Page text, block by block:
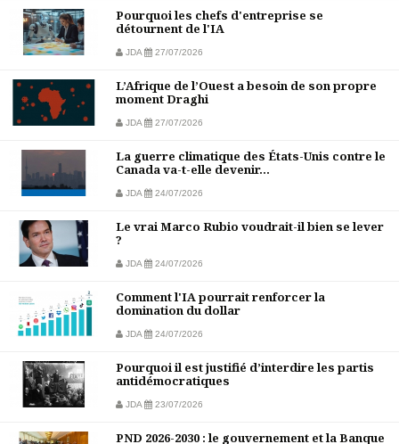
Pourquoi les chefs d'entreprise se
détournent de l'IA
JDA 27/07/2026
L’Afrique de l’Ouest a besoin de son propre
moment Draghi
JDA 27/07/2026
La guerre climatique des États-Unis contre le
Canada va-t-elle devenir...
JDA 24/07/2026
Le vrai Marco Rubio voudrait-il bien se lever
?
JDA 24/07/2026
Comment l'IA pourrait renforcer la
domination du dollar
JDA 24/07/2026
Pourquoi il est justifié d’interdire les partis
antidémocratiques
JDA 23/07/2026
PND 2026-2030 : le gouvernement et la Banque